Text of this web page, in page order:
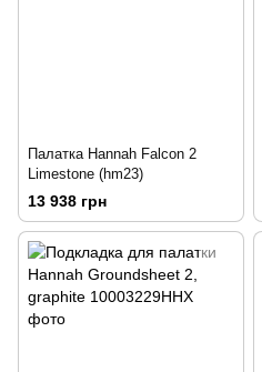
Палатка Hannah Falcon 2
Limestone (hm23)
13 938 грн